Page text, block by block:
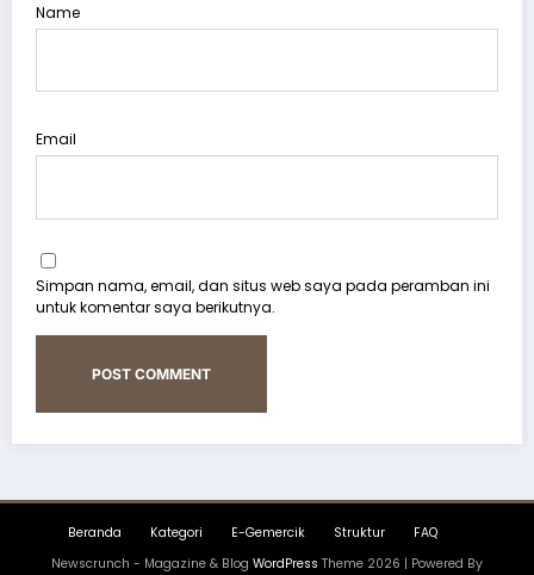
Name
Email
Simpan nama, email, dan situs web saya pada peramban ini
untuk komentar saya berikutnya.
Beranda Kategori E-Gemercik Struktur
FAQ
Newscrunch - Magazine & Blog WordPress Theme 2026 | Powered By